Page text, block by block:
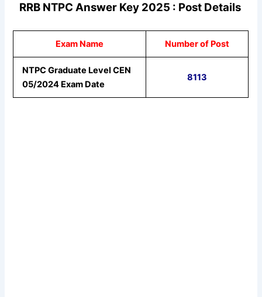
RRB NTPC Answer Key 2025 : Post Details
Exam Name Number of Post
NTPC Graduate Level CEN
05/2024 Exam Date
8113